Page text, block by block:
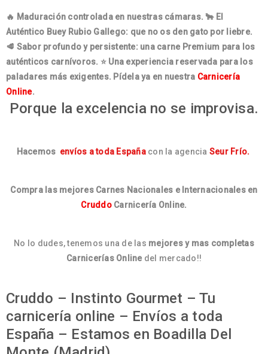
🔥 Maduración controlada en nuestras cámaras. 🐂 El
Auténtico Buey Rubio Gallego: que no os den gato por liebre.
🥩 Sabor profundo y persistente: una carne Premium para los
auténticos carnívoros. ⭐ Una experiencia reservada para los
paladares más exigentes. Pídela ya en nuestra Carnicería
Online.
Porque la excelencia no se improvisa.
Hacemos envíos a toda Españacon la agencia Seur Frío.
Compra las mejores Carnes Nacionales e Internacionales en
Cruddo Carnicería Online.
No lo dudes, tenemos una de las mejores y mas completas
Carnicerías Onlinedel mercado!!
Cruddo – Instinto Gourmet – Tu
carnicería online – Envíos a toda
España – Estamos en Boadilla Del